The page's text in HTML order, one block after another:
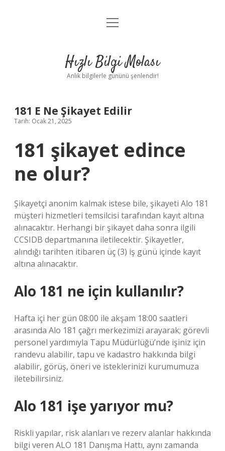
Anasayfa
Yasal Uyarı
menüyü
Hızlı Bilgi Molası
Anlık bilgilerle gününü şenlendir!
181 E Ne Şikayet Edilir
Tarih: Ocak 21, 2025
181 şikayet edince
ne olur?
Şikayetçi anonim kalmak istese bile, şikayeti Alo 181
müşteri hizmetleri temsilcisi tarafından kayıt altına
alınacaktır. Herhangi bir şikayet daha sonra ilgili
CCSIDB departmanına iletilecektir. Şikayetler,
alındığı tarihten itibaren üç (3) iş günü içinde kayıt
altına alınacaktır.
Alo 181 ne için kullanılır?
Hafta içi her gün 08:00 ile akşam 18:00 saatleri
arasında Alo 181 çağrı merkezimizi arayarak; görevli
personel yardımıyla Tapu Müdürlüğü’nde işiniz için
randevu alabilir, tapu ve kadastro hakkında bilgi
alabilir, görüş, öneri ve isteklerinizi kurumumuza
iletebilirsiniz.
Alo 181 işe yarıyor mu?
Riskli yapılar, risk alanları ve rezerv alanlar hakkında
bilgi veren ALO 181 Danışma Hattı, aynı zamanda